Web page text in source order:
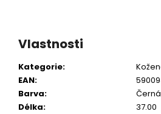
Vlastnosti
Kategorie:
EAN:
Barva:
Černá
Délka:
37.00